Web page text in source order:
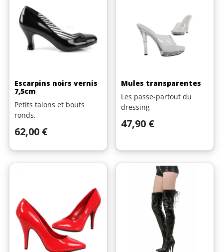
Escarpins noirs vernis
7,5cm
Petits talons et bouts
ronds.
Prix
62,00 €
Mules transparentes
Les passe-partout du
dressing
Prix
47,90 €